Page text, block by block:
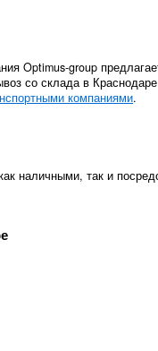
Optimus-group
со склада в
компаниями.
наличными, так и